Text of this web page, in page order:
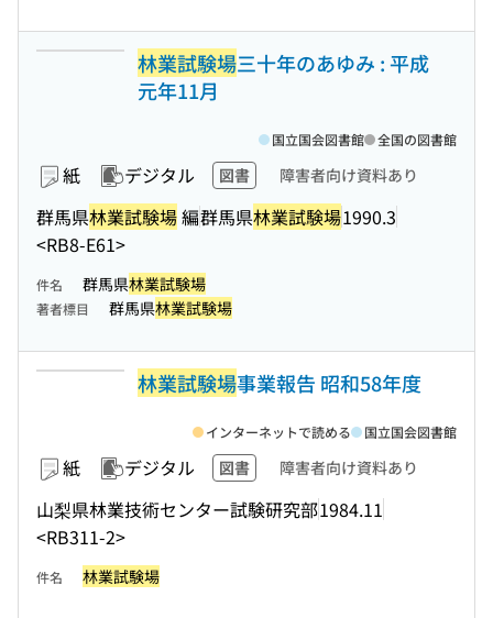
林業試験場三十年のあゆみ : 平成
元年11月
紙 デジタル 図書 障害者向け資料あり
群馬県林業試験場編群馬県林業試験場1990.3
<RB8-E61>
国立国会図書館 全国の図書館
件名 群馬県林業試験場
著者標目 群馬県林業試験場
林業試験場事業報告 昭和58年度
紙 デジタル 図書 障害者向け資料あり
山梨県林業技術センター試験研究部1984.11
<RB311-2>
インターネットで読める 国立国会図書館
件名 林業試験場